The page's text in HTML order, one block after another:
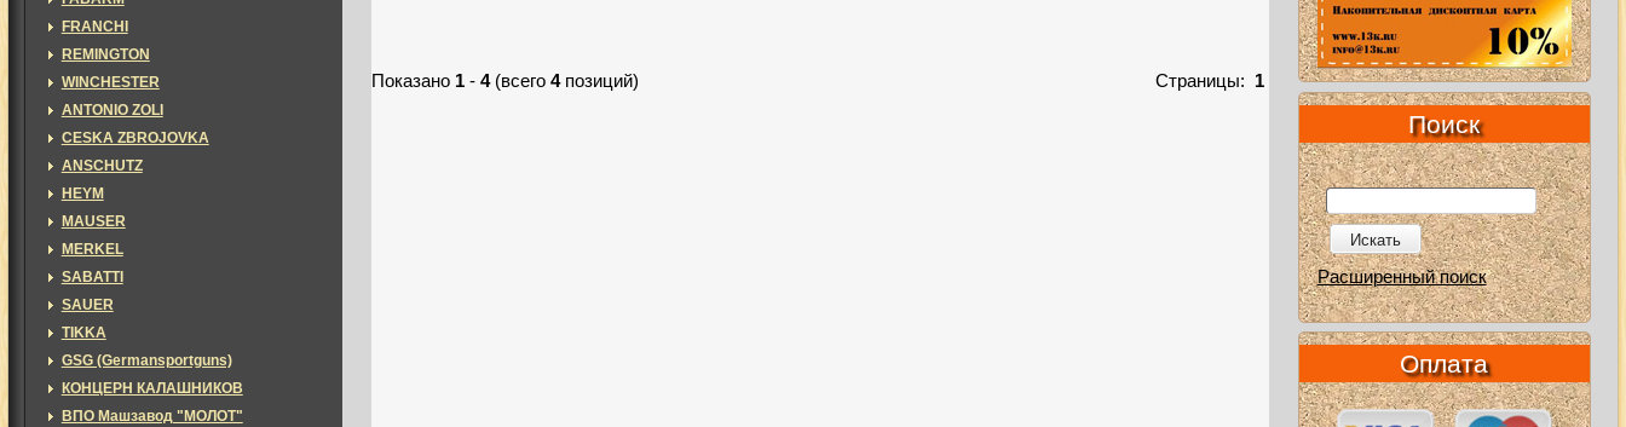
Страницы: 1
Показано 1- 4(всего 4позиций)
FRANCHI
REMINGTON
WINCHESTER
ANTONIO ZOLI
CESKA ZBROJOVKA
ANSCHUTZ
HEYM
MAUSER
MERKEL
SABATTI
SAUER
TIKKA
GSG (Germansportguns)
КОНЦЕРН КАЛАШНИКОВ
ВПО Машзавод "МОЛОТ"
Поиск
Искать
Расширенный поиск
Оплата